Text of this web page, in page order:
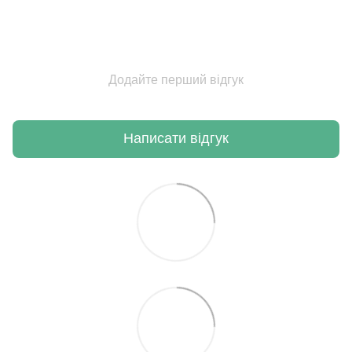
Додайте перший відгук
Написати відгук